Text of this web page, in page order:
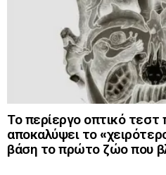
Το περίεργο οπτικό τεστ
αποκαλύψει το
βάση το πρώτο ζώο που